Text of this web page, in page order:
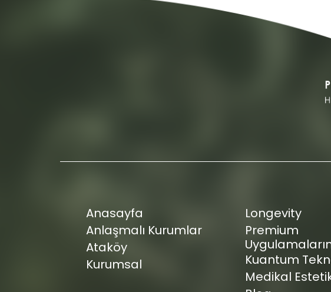
Anasayfa
Anlaşmalı Kurumlar
Ataköy
Kurumsal
Longevity
Premium
Kuantum
Medikal